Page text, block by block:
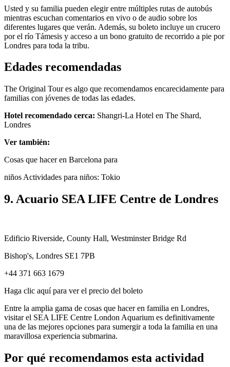
Usted y su familia pueden elegir entre múltiples rutas de autobús
mientras escuchan comentarios en vivo o de audio sobre los
diferentes lugares que verán. Además, su boleto incluye un crucero
por el río Támesis y acceso a un bono gratuito de recorrido a pie por
Londres para toda la tribu.
Edades recomendadas
The Original Tour es algo que recomendamos encarecidamente para
familias con jóvenes de todas las edades.
Hotel recomendado cerca: Shangri-La Hotel en The Shard,
Londres
Ver también:
Cosas que hacer en Barcelona para
niños Actividades para niños: Tokio
9. Acuario SEA LIFE Centre de Londres
Edificio Riverside, County Hall, Westminster Bridge Rd
Bishop's, Londres SE1 7PB
+44 371 663 1679
Haga clic aquí para ver el precio del boleto
Entre la amplia gama de cosas que hacer en familia en Londres,
visitar el SEA LIFE Centre London Aquarium es definitivamente
una de las mejores opciones para sumergir a toda la familia en una
maravillosa experiencia submarina.
Por qué recomendamos esta actividad